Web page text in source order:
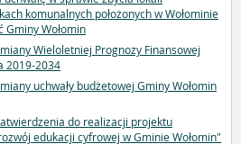
komunalnych położonych w Wołominie
Gminy Wołomin
Wieloletniej Prognozy Finansowej
2019-2034
uchwały budżetowej Gminy Wołomin
do realizacji projektu
edukacji cyfrowej w Gminie Wołomin"